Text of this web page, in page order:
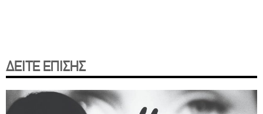
ΔΕΙΤΕ ΕΠΙΣΗΣ